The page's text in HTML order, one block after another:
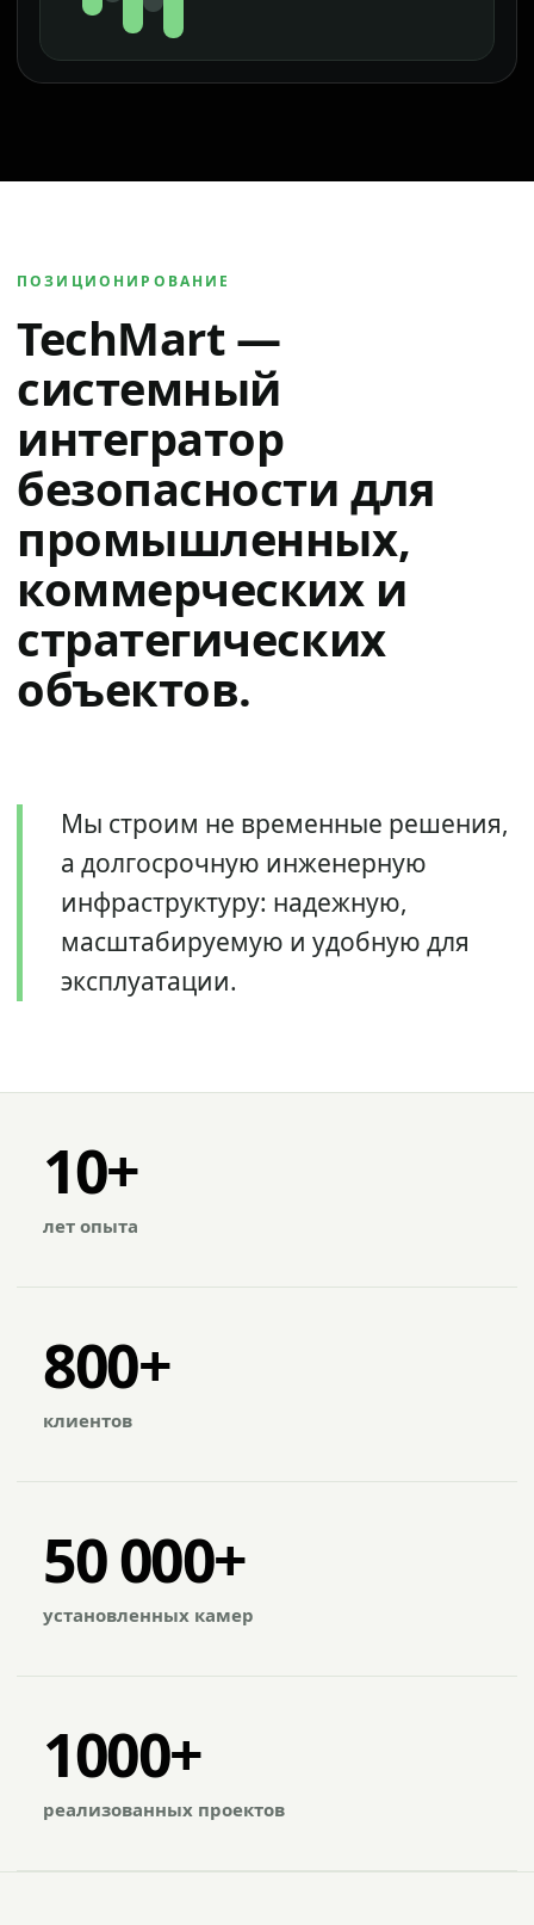
ПОЗИЦИОНИРОВАНИЕ
TechMart —
системный
интегратор
безопасности для
промышленных,
коммерческих и
стратегических
объектов.
Мы строим не временные решения,
а долгосрочную инженерную
инфраструктуру: надежную,
масштабируемую и удобную для
эксплуатации.
10+
лет опыта
800+
клиентов
50 000+
установленных камер
1000+
реализованных проектов